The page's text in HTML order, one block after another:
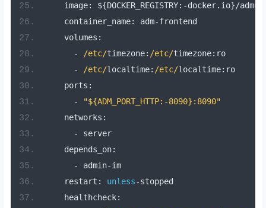
image: ${DOCKER_REGISTRY:-docker. io}/admuu
container_name: adm-frontend
volumes :
-
/etc/timezone: /etc/timezone: ro
-
/etc/localtime: /etc/localtime: ro
ports :
-
"${ADM_PORT_HTTP:-8090}:8090"
networks :
-
server
depends_on:
-
admin-im
restart : unless-stopped
healthcheck: